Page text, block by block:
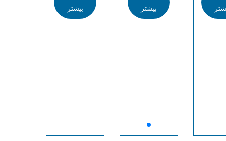
بیشتر
بیشتر